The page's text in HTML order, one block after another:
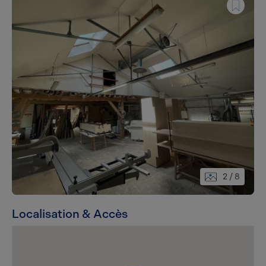
2 / 8
Localisation & Accès